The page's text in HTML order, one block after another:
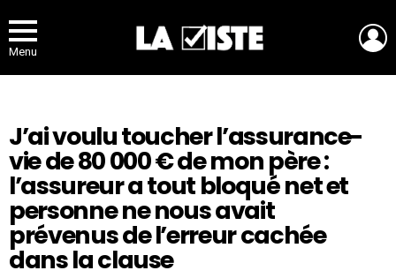
Menu
J’ai voulu toucher l’assurance-
vie de 80 000 € de mon père :
l’assureur a tout bloqué net et
personne ne nous avait
prévenus de l’erreur cachée
dans la clause